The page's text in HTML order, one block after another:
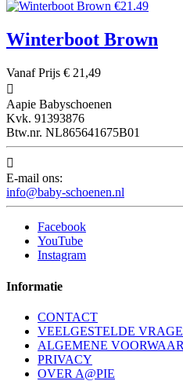
Winterboot Brown
VanafPrijs € 21,49

Aapie Babyschoenen
Kvk. 91393876
Btw.nr. NL865641675B01

E-mail ons:
info@baby-schoenen.nl
Facebook
YouTube
Instagram
Informatie
CONTACT
VEELGESTELDE
ALGEMENE
PRIVACY
OVER A@PIE